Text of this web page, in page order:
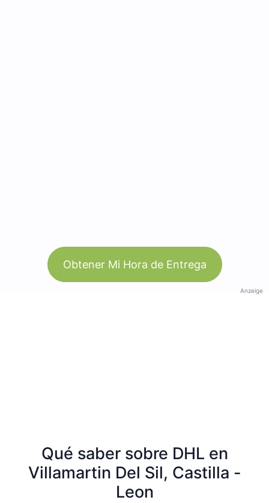
Obtener Mi Hora de Entrega
Anzeige
Qué saber sobre DHL en
Villamartin Del Sil, Castilla -
Leon